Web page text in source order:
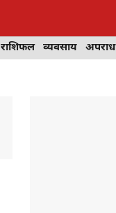
राशिफल व्यवसाय अपराध